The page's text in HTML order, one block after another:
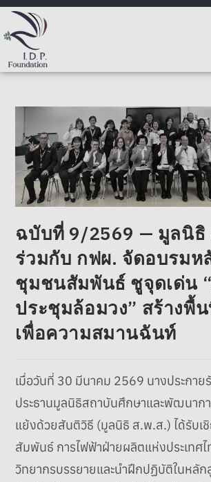
ฉบับที่ 9/2569 — มูลนิธิ
ร่วมกับ กฟผ. จัดอบรมห
ชุมชนสัมพันธ์ ชูจุดเด่น
ประชุมล้อมวง” สร้างพื้
เพื่อความสมานฉันท์
เมื่อวันที่ 30 มีนาคม 2569 นางประกา
ประธานมูลนิธิสถาบันศึกษาและพัฒนาก
แย้งด้วยสันติวิธี (มูลนิธิ ส.พ.ส.) ได้รับเ
สัมพันธ์ การไฟฟ้าฝ่ายผลิตแห่งประเทศ
วิทยากรบรรยายและนำฝึกปฏิบัติในหลัก